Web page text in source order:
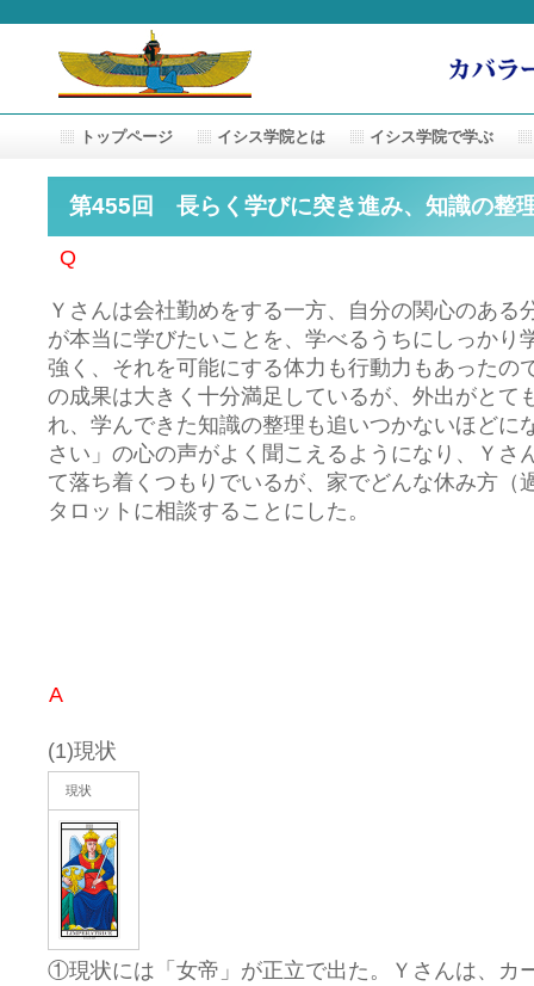
トップページ イシス学院とは イシス学院で学ぶ
第455回 長らく学びに突き進み、知識の整
Q
Ｙさんは会社勤めをする一方、自分の関心のある
が本当に学びたいことを、学べるうちにしっかり
強く、それを可能にする体力も行動力もあったの
の成果は大きく十分満足しているが、外出がとて
れ、学んできた知識の整理も追いつかないほどに
さい」の心の声がよく聞こえるようになり、Ｙさ
て落ち着くつもりでいるが、家でどんな休み方（
タロットに相談することにした。
A
(1)現状
現状
①現状には「女帝」が正立で出た。Ｙさんは、カ